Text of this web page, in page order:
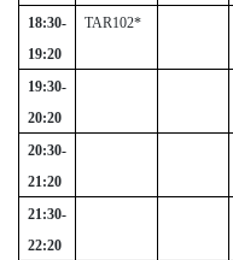
18:30-
19:20
TAR102*
19:30-
20:20
20:30-
21:20
21:30-
22:20